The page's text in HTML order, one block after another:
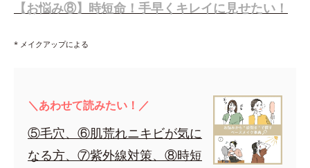
【お悩み⑧】時短命！手早くキレイに見せたい！
* メイクアップによる
＼あわせて読みたい！／
⑤毛穴、⑥肌荒れニキビが気に
なる方、⑦紫外線対策、⑧時短